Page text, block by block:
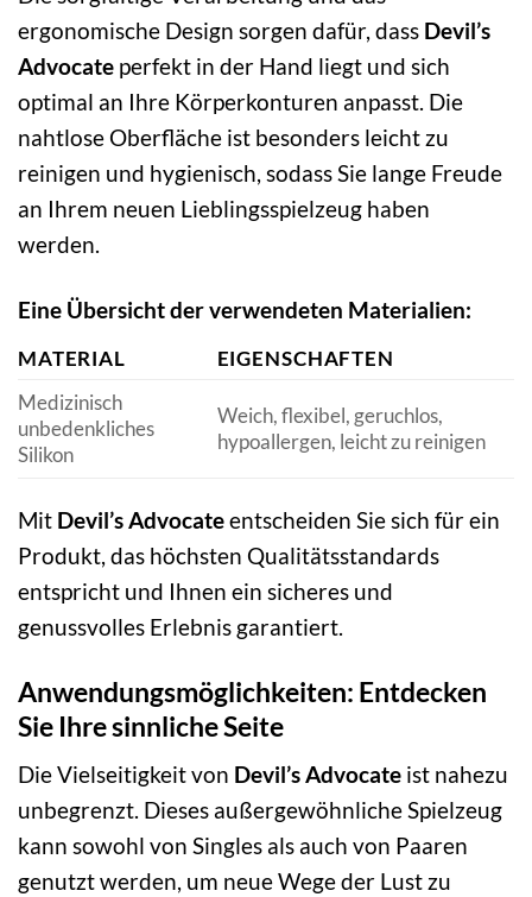
ergonomische Design sorgen dafür, dass Devil’s
Advocate perfekt in der Hand liegt und sich
optimal an Ihre Körperkonturen anpasst. Die
nahtlose Oberfläche ist besonders leicht zu
reinigen und hygienisch, sodass Sie lange Freude
an Ihrem neuen Lieblingsspielzeug haben
werden.
Eine Übersicht der verwendeten Materialien:
MATERIAL
EIGENSCHAFTEN
Medizinisch
unbedenkliches
Silikon
Weich, flexibel, geruchlos,
hypoallergen, leicht zu reinigen
Mit Devil’s Advocateentscheiden Sie sich für ein
Produkt, das höchsten Qualitätsstandards
entspricht und Ihnen ein sicheres und
genussvolles Erlebnis garantiert.
Anwendungsmöglichkeiten: Entdecken
Sie Ihre sinnliche Seite
Die Vielseitigkeit von Devil’s Advocate ist nahezu
unbegrenzt. Dieses außergewöhnliche Spielzeug
kann sowohl von Singles als auch von Paaren
genutzt werden, um neue Wege der Lust zu